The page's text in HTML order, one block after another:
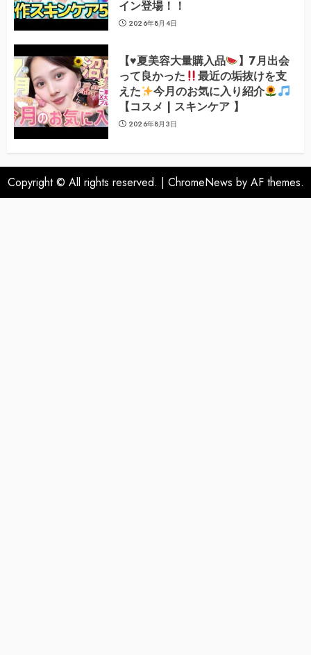
イン登場！！
2026年8月4日
【♥️夏美容大量購入品
】7月出会
って良かった
最近の垢抜けを支
えた
今月のお気に入り紹介
【コスメ | スキンケア 】
2026年8月3日
Copyright © All rights reserved. | ChromeNews by AF themes.